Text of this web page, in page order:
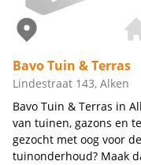
Bavo Tuin & Terras
Lindestraat 143, Alken
Bavo Tuin & Terras in
van tuinen, gazons en
gezocht met oog voor
tuinonderhoud? Maak